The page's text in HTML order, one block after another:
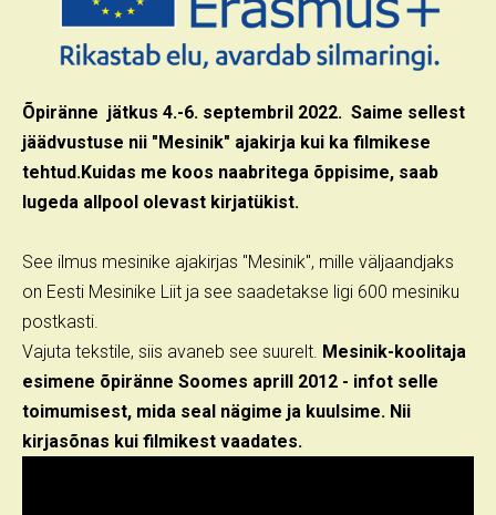
Õpiränne jätkus 4.-6. septembril 2022. Saime sellest
jäädvustuse nii "Mesinik" ajakirja kui ka filmikese
tehtud.Kuidas me koos naabritega õppisime, saab
lugeda allpool olevast kirjatükist.
See ilmus mesinike ajakirjas "Mesinik", mille väljaandjaks
on Eesti Mesinike Liit ja see saadetakse ligi 600 mesiniku
postkasti.
Vajuta tekstile, siis avaneb see suurelt. Mesinik-koolitaja
esimene õpiränne Soomes aprill 2012 - infot selle
toimumisest, mida seal nägime ja kuulsime. Nii
kirjasõnas kui filmikest vaadates.